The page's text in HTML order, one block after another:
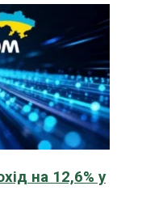
на 12,6% у